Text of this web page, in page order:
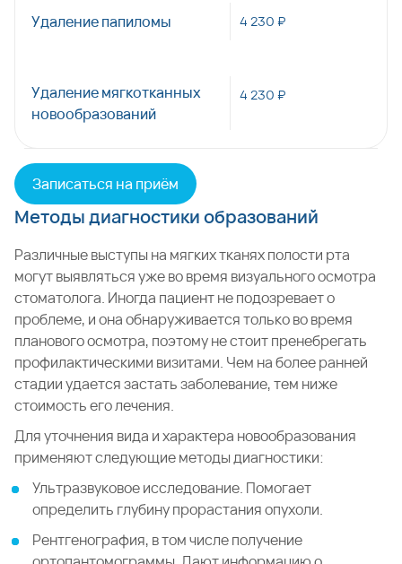
Удаление папиломы 4 230 ₽
Удаление мягкотканных
новообразований
4 230 ₽
Записаться на приём
Методы диагностики образований
Различные выступы на мягких тканях полости рта
могут выявляться уже во время визуального осмотра
стоматолога. Иногда пациент не подозревает о
проблеме, и она обнаруживается только во время
планового осмотра, поэтому не стоит пренебрегать
профилактическими визитами. Чем на более ранней
стадии удается застать заболевание, тем ниже
стоимость его лечения.
Для уточнения вида и характера новообразования
применяют следующие методы диагностики:
Ультразвуковое исследование. Помогает
определить глубину прорастания опухоли.
Рентгенография, в том числе получение